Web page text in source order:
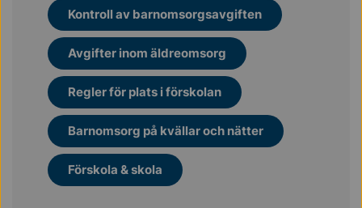
Kontroll av barnomsorgsavgiften
Avgifter inom äldreomsorg
Regler för plats i förskolan
Barnomsorg på kvällar och nätter
Förskola & skola